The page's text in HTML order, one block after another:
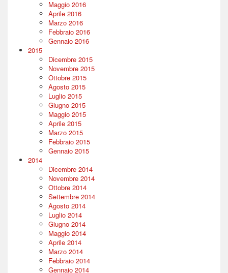
Maggio 2016
Aprile 2016
Marzo 2016
Febbraio 2016
Gennaio 2016
2015
Dicembre 2015
Novembre 2015
Ottobre 2015
Agosto 2015
Luglio 2015
Giugno 2015
Maggio 2015
Aprile 2015
Marzo 2015
Febbraio 2015
Gennaio 2015
2014
Dicembre 2014
Novembre 2014
Ottobre 2014
Settembre 2014
Agosto 2014
Luglio 2014
Giugno 2014
Maggio 2014
Aprile 2014
Marzo 2014
Febbraio 2014
Gennaio 2014